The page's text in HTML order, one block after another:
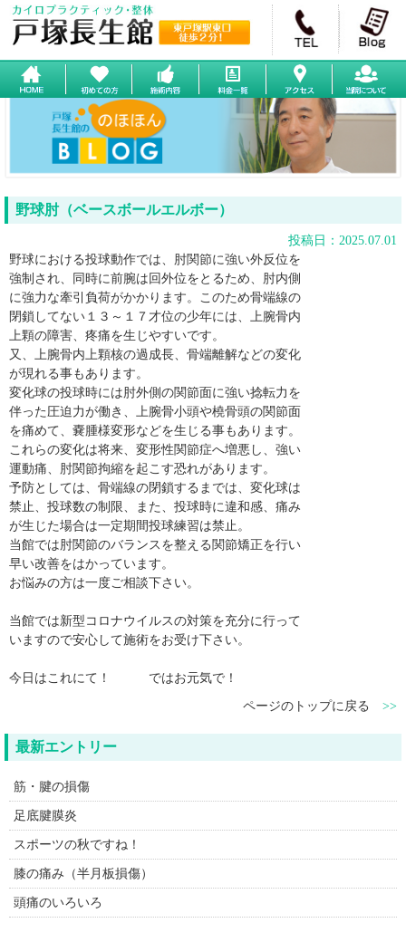
野球肘（ベースボールエルボー）
投稿日：2025.07.01
野球における投球動作では、肘関節に強い外反位を
強制され、同時に前腕は回外位をとるため、肘内側
に強力な牽引負荷がかかります。このため骨端線の
閉鎖してない１３～１７才位の少年には、上腕骨内
上顆の障害、疼痛を生じやすいです。
又、上腕骨内上顆核の過成長、骨端離解などの変化
が現れる事もあります。
変化球の投球時には肘外側の関節面に強い捻転力を
伴った圧迫力が働き、上腕骨小頭や橈骨頭の関節面
を痛めて、嚢腫様変形などを生じる事もあります。
これらの変化は将来、変形性関節症へ増悪し、強い
運動痛、肘関節拘縮を起こす恐れがあります。
予防としては、骨端線の閉鎖するまでは、変化球は
禁止、投球数の制限、また、投球時に違和感、痛み
が生じた場合は一定期間投球練習は禁止。
当館では肘関節のバランスを整える関節矯正を行い
早い改善をはかっています。
お悩みの方は一度ご相談下さい。
当館では新型コロナウイルスの対策を充分に行って
いますので安心して施術をお受け下さい。
今日はこれにて！ ではお元気で！
ページのトップに戻る >>
最新エントリー
筋・腱の損傷
足底腱膜炎
スポーツの秋ですね！
膝の痛み（半月板損傷）
頭痛のいろいろ